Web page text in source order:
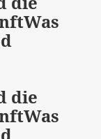
Was
die
Was